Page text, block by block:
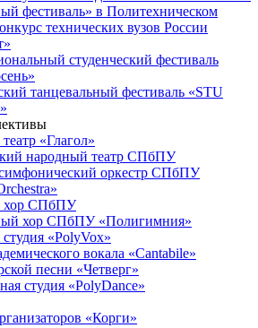
фестиваль» в Политехническом
технических вузов России
студенческий фестиваль
танцевальный фестиваль «STU
«Глагол»
народный театр СПбПУ
оркестр СПбПУ
хор СПбПУ
хор СПбПУ «Полигимния»
«PolyVox»
вокала «Cantabile»
песни «Четверг»
студия «PolyDance»
«Корги»